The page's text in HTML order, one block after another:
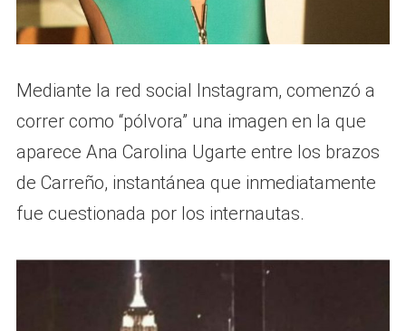
Mediante la red social Instagram, comenzó a
correr como “pólvora” una imagen en la que
aparece Ana Carolina Ugarte entre los brazos
de Carreño, instantánea que inmediatamente
fue cuestionada por los internautas.